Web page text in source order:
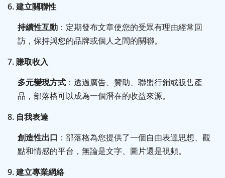
6.建立關聯性
持續性互動 ：定期發布文章使您的受眾有理由經常回
訪，保持與您的品牌或個人之間的關聯。
7.賺取收入
多元變現方式 ：透過廣告、贊助、聯盟行銷或販售產
品，部落格可以成為一個潛在的收益來源。
8. 自我表達
創造性出口 ：部落格為您提供了一個自由表達思想、觀
點和情感的平台，無論是文字、圖片還是視頻。
9.建立專業網絡